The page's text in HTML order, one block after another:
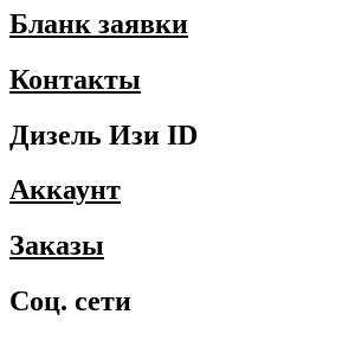
Бланк заявки
Контакты
Дизель Изи ID
Аккаунт
Заказы
Соц. сети